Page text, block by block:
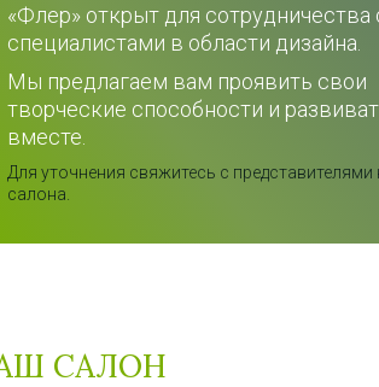
«Флер» открыт для сотрудничества
специалистами в области дизайна.
Мы предлагаем вам проявить свои
творческие способности и
вместе.
Для уточнения свяжитесь с представителями
салона.
САЛОН